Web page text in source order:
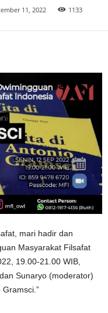
11, 2022
1133
mari hadir dan
Masyarakat Filsafat
19.00-21.00 WIB,
Sunaryo (moderator)